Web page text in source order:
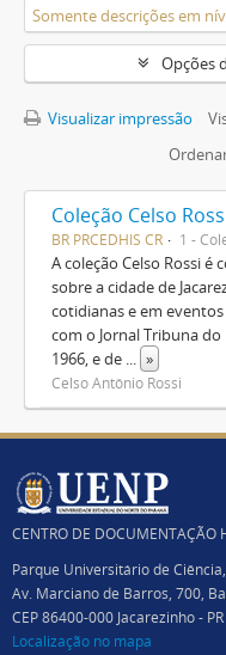
Somente descrições em
Opções
Visualizar impressão
Coleção Celso
BR PRCEDHIS CR 1 -
A coleção Celso Rossi
sobre a cidade de
cotidianas e em
com o Jornal Tribuna
1966, e de ... »
Celso Antônio Rossi
CENTRO DE DOCUMENTAÇÃO
Parque Universitário de
Av. Marciano de Barros, 700,
CEP 86400-000 Jacarezinho - PR
Localização no mapa